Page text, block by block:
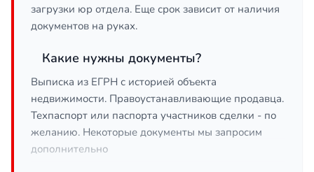
загрузки юр отдела. Еще срок зависит от наличия
документов на руках.
Какие нужны документы?
Выписка из ЕГРН с историей объекта
недвижимости. Правоустанавливающие продавца.
Техпаспорт или паспорта участников сделки - по
желанию. Некоторые документы мы запросим
дополнительно